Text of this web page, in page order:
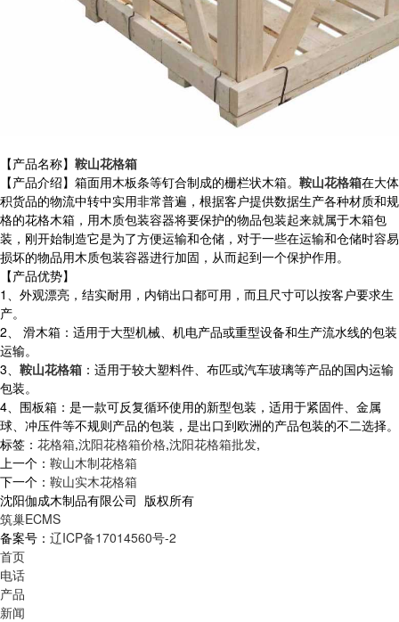
【产品名称】 鞍山花格箱
【产品介绍】箱面用木板条等钉合制成的栅栏状木箱。 鞍山花格箱在大体
积货品的物流中转中实用非常普遍，根据客户提供数据生产各种材质和规
格的花格木箱，用木质包装容器将要保护的物品包装起来就属于木箱包
装，刚开始制造它是为了方便运输和仓储，对于一些在运输和仓储时容易
损坏的物品用木质包装容器进行加固，从而起到一个保护作用。
【产品优势】
1、外观漂亮，结实耐用，内销出口都可用，而且尺寸可以按客户要求生
产。
2、 滑木箱：适用于大型机械、机电产品或重型设备和生产流水线的包装
运输。
3、 鞍山花格箱 ：适用于较大塑料件、布匹或汽车玻璃等产品的国内运输
包装。
4、围板箱：是一款可反复循环使用的新型包装，适用于紧固件、金属
球、冲压件等不规则产品的包装，是出口到欧洲的产品包装的不二选择。
标签： 花格箱,沈阳花格箱价格,沈阳花格箱批发,
上一个： 鞍山木制花格箱
下一个： 鞍山实木花格箱
沈阳伽成木制品有限公司 版权所有
筑巢ECMS
备案号： 辽ICP备17014560号-2
首页
电话
产品
新闻